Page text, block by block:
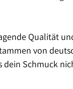
Qualität
von
dein Schmuck